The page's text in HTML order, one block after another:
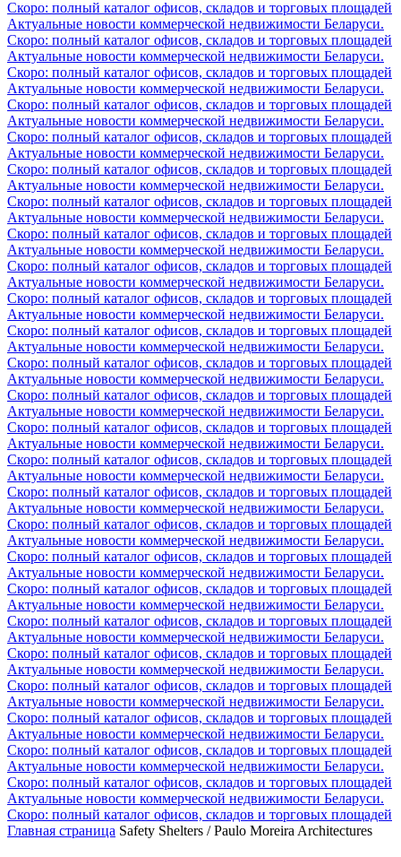
Скоро: полный каталог офисов, складов и торговых площадей
Актуальные новости коммерческой недвижимости Беларуси.
Скоро: полный каталог офисов, складов и торговых площадей
Актуальные новости коммерческой недвижимости Беларуси.
Скоро: полный каталог офисов, складов и торговых площадей
Актуальные новости коммерческой недвижимости Беларуси.
Скоро: полный каталог офисов, складов и торговых площадей
Актуальные новости коммерческой недвижимости Беларуси.
Скоро: полный каталог офисов, складов и торговых площадей
Актуальные новости коммерческой недвижимости Беларуси.
Скоро: полный каталог офисов, складов и торговых площадей
Актуальные новости коммерческой недвижимости Беларуси.
Скоро: полный каталог офисов, складов и торговых площадей
Актуальные новости коммерческой недвижимости Беларуси.
Скоро: полный каталог офисов, складов и торговых площадей
Актуальные новости коммерческой недвижимости Беларуси.
Скоро: полный каталог офисов, складов и торговых площадей
Актуальные новости коммерческой недвижимости Беларуси.
Скоро: полный каталог офисов, складов и торговых площадей
Актуальные новости коммерческой недвижимости Беларуси.
Скоро: полный каталог офисов, складов и торговых площадей
Актуальные новости коммерческой недвижимости Беларуси.
Скоро: полный каталог офисов, складов и торговых площадей
Актуальные новости коммерческой недвижимости Беларуси.
Скоро: полный каталог офисов, складов и торговых площадей
Актуальные новости коммерческой недвижимости Беларуси.
Скоро: полный каталог офисов, складов и торговых площадей
Актуальные новости коммерческой недвижимости Беларуси.
Скоро: полный каталог офисов, складов и торговых площадей
Актуальные новости коммерческой недвижимости Беларуси.
Скоро: полный каталог офисов, складов и торговых площадей
Актуальные новости коммерческой недвижимости Беларуси.
Скоро: полный каталог офисов, складов и торговых площадей
Актуальные новости коммерческой недвижимости Беларуси.
Скоро: полный каталог офисов, складов и торговых площадей
Актуальные новости коммерческой недвижимости Беларуси.
Скоро: полный каталог офисов, складов и торговых площадей
Актуальные новости коммерческой недвижимости Беларуси.
Скоро: полный каталог офисов, складов и торговых площадей
Актуальные новости коммерческой недвижимости Беларуси.
Скоро: полный каталог офисов, складов и торговых площадей
Актуальные новости коммерческой недвижимости Беларуси.
Скоро: полный каталог офисов, складов и торговых площадей
Актуальные новости коммерческой недвижимости Беларуси.
Скоро: полный каталог офисов, складов и торговых площадей
Актуальные новости коммерческой недвижимости Беларуси.
Скоро: полный каталог офисов, складов и торговых площадей
Актуальные новости коммерческой недвижимости Беларуси.
Скоро: полный каталог офисов, складов и торговых площадей
Актуальные новости коммерческой недвижимости Беларуси.
Скоро: полный каталог офисов, складов и торговых площадей
Главная страница Safety Shelters / Paulo Moreira Architectures